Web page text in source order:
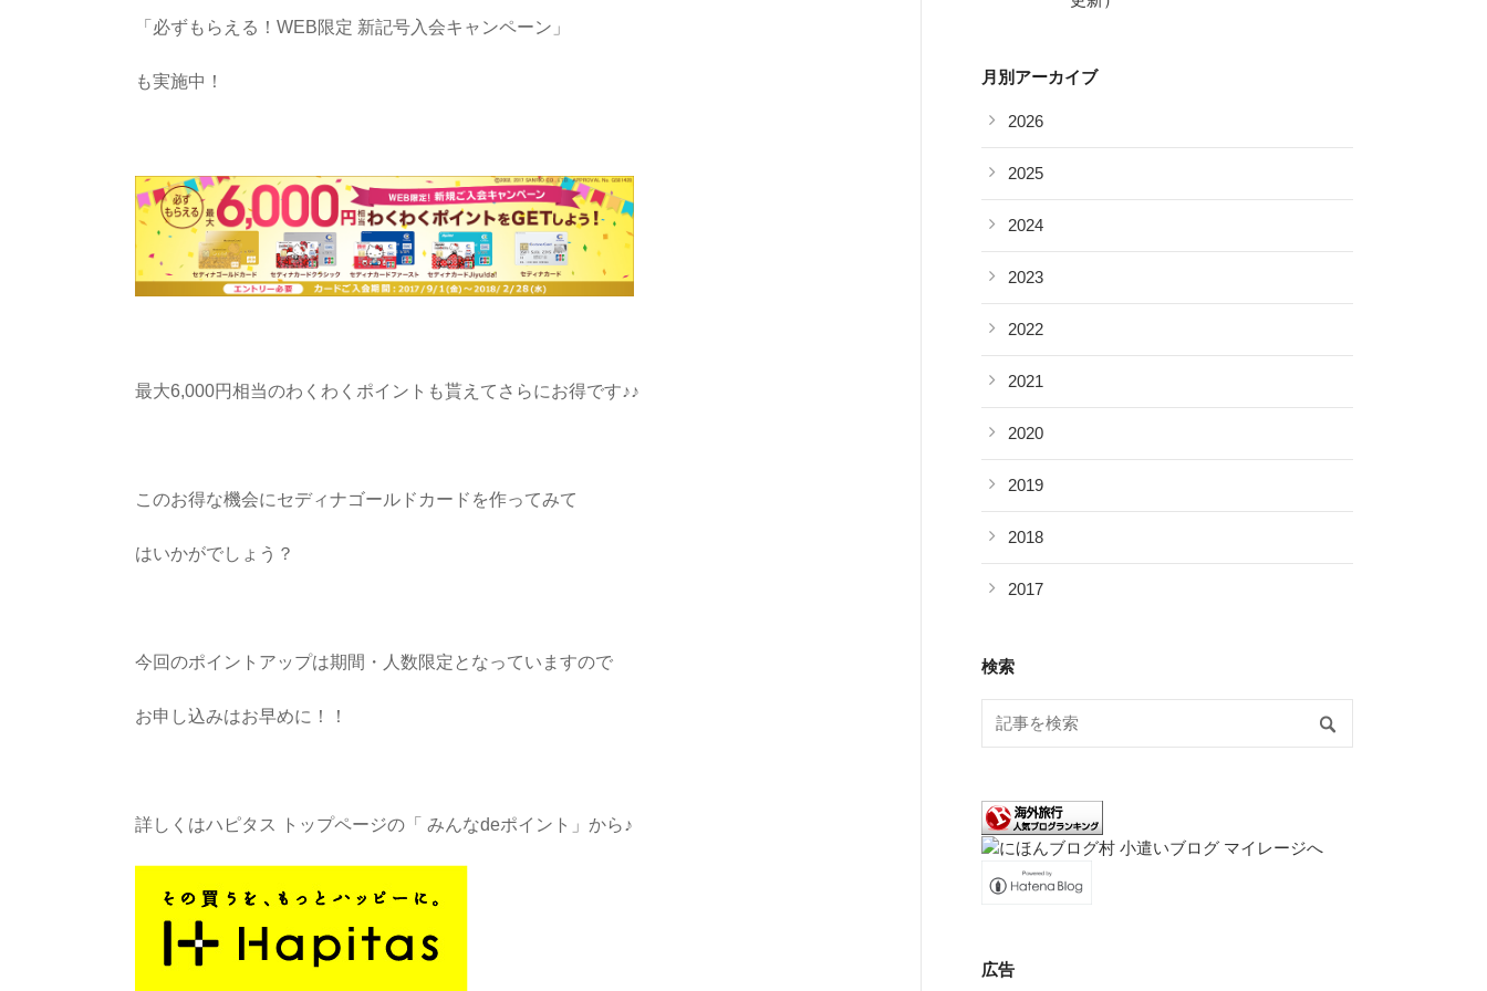
「必ずもらえる！WEB限定 新記号入会キャンペーン」
も実施中！
最大6,000円相当のわくわくポイントも貰えてさらにお得です♪♪
このお得な機会にセディナゴールドカードを作ってみて
はいかがでしょう？
今回のポイントアップは期間・人数限定となっていますので
お申し込みはお早めに！！
詳しくはハピタス トップページの「 みんなdeポイント」から♪
月別アーカイブ
2026
2025
2024
2023
2022
2021
2020
2019
2018
2017
検索
広告